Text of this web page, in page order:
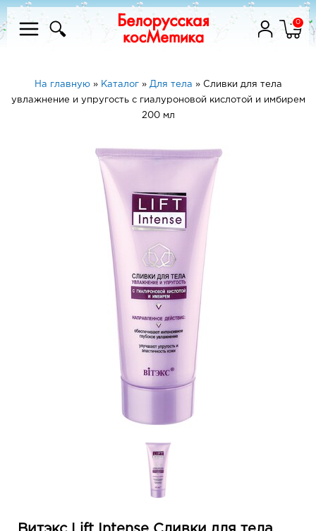
0
На главную» Каталог» Для тела » Сливки для тела
увлажнение и упругость с гиалуроновой кислотой и имбирем
200 мл